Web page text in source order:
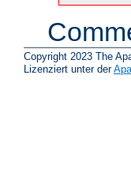
Copyright 2023 The
Lizenziert unter der